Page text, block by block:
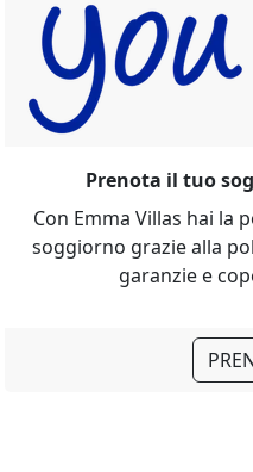
Prenota il tuo
Con Emma Villas hai la
soggiorno grazie alla
garanzie e